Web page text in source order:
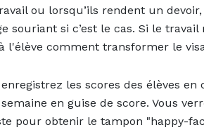
ou lorsqu’ils rendent un
souriant si c’est le cas. Si le travail
l'élève comment transformer le
les scores des élèves
en guise de score. Vous
pour obtenir le tampon "happy-